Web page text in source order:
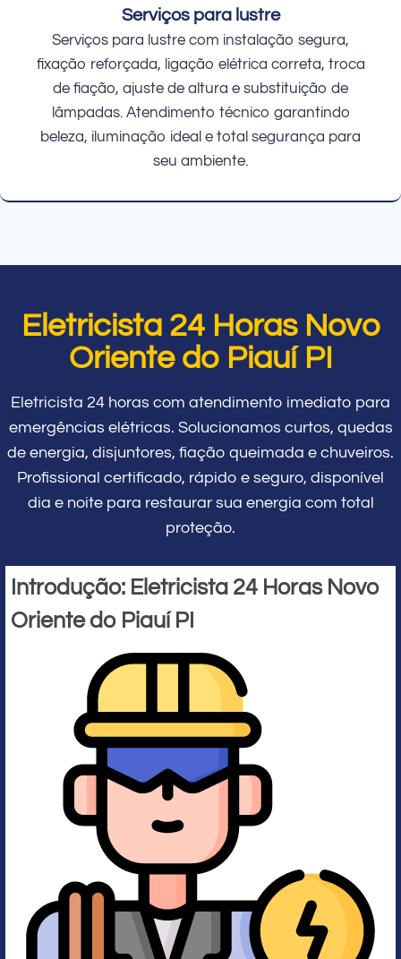
Serviços para lustre
Serviços para lustre com instalação segura,
fixação reforçada, ligação elétrica correta, troca
de fiação, ajuste de altura e substituição de
lâmpadas. Atendimento técnico garantindo
beleza, iluminação ideal e total segurança para
seu ambiente.
Eletricista 24 Horas Novo
Oriente do Piauí PI
Eletricista 24 horas com atendimento imediato para
emergências elétricas. Solucionamos curtos, quedas
de energia, disjuntores, fiação queimada e chuveiros.
Profissional certificado, rápido e seguro, disponível
dia e noite para restaurar sua energia com total
proteção.
Introdução: Eletricista 24 Horas Novo
Oriente do Piauí PI